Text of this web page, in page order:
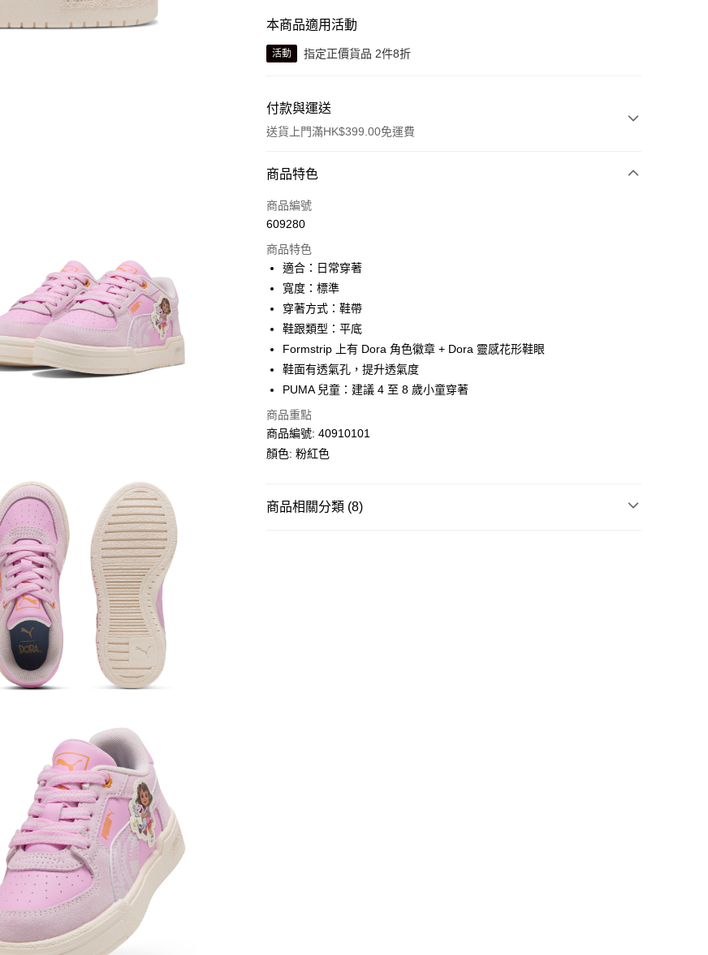
本商品適用活動
活動 指定正價貨品 2件8折
付款與運送
送貨上門滿HK$399.00免運費
付款方式
信用卡
相關說明
Alipay, PayMe, WeChat Pay, UnionPay, FPS
送貨方式
單筆訂單淨值滿$399可享免運費優惠
每筆HK$30.00，滿HK$399.00或以上免運費
滿$599可享澳門免運費優惠
商品特色
商品編號
609280
商品特色
適合：日常穿著
寬度：標準
穿著方式：鞋帶
鞋跟類型：平底
Formstrip 上有 Dora 角色徽章 + Dora 靈感花形鞋眼
鞋面有透氣孔，提升透氣度
PUMA 兒童：建議 4 至 8 歲小童穿著
商品重點
商品編號: 40910101
顏色: 粉紅色
商品相關分類 (8)